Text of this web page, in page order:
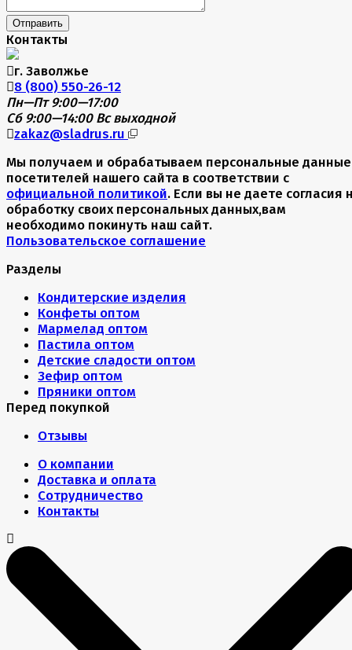
Отправить
Контакты
г. Заволжье
8 (800) 550-26-12
Пн—Пт 9:00—17:00
Сб 9:00—14:00 Вс выходной
zakaz@sladrus.ru
Мы получаем и обрабатываем персональные данные
посетителей нашего сайта в соответствии с
официальной политикой. Если вы не даете согласия
обработку своих персональных данных,вам
необходимо покинуть наш сайт.
Пользовательское соглашение
Разделы
Кондитерские изделия
Конфеты оптом
Мармелад оптом
Пастила оптом
Детские сладости оптом
Зефир оптом
Пряники оптом
Перед покупкой
Отзывы
О компании
Доставка и оплата
Сотрудничество
Контакты